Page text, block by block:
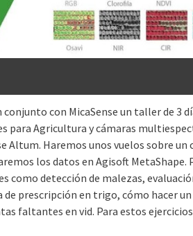
con MicaSense un taller de 3
para Agricultura y cámaras
Altum. Haremos unos vuelos sobre
los datos en Agisoft
como detección de malezas,
prescripción en trigo, cómo hacer
faltantes en vid. Para estos